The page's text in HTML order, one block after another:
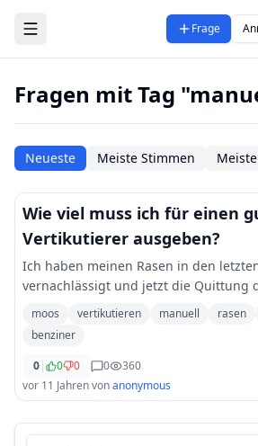
Zum Hauptinhalt springen
Frage
Fragen mit Tag
Neueste Meiste Stimmen
Wie viel muss ich für einen
Vertikutierer ausgeben?
Ich haben meinen Rasen in den
vernachlässigt und jetzt die Quittung
Die Fläche ist total vermoost. Ich
moos vertikutieren manuell rasen
benziner
0| 0 0 0
360
vor 11 Jahrenvonanonymous